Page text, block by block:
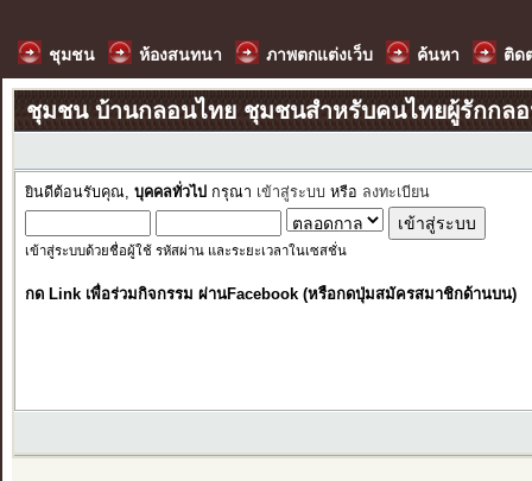
ชุมชน ห้องสนทนา ภาพตกแต่งเว็บ ค้นหา ติด
ชุมชน บ้านกลอนไทย ชุมชนสำหรับคนไทยผู้รักกล
ยินดีต้อนรับคุณ, บุคคลทั่วไป กรุณา เข้าสู่ระบบ หรือ ลงทะเบียน
เข้าสู่ระบบด้วยชื่อผู้ใช้ รหัสผ่าน และระยะเวลาในเซสชั่น
กด Link เพื่อร่วมกิจกรรม ผ่านFacebook (หรือกดปุ่มสมัครสมาชิกด้านบน)